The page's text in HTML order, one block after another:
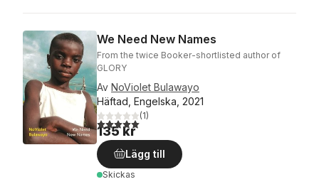
We Need New Names
From the twice Booker-shortlisted author of
GLORY
Av NoViolet Bulawayo
Häftad, Engelska, 2021
5,0utav 5 stjärnor. Totalt antal röster:
(1)
135 kr
Lägg till
Skickas